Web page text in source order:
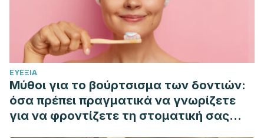
ΕΥΕΞΊΑ
Μύθοι για το βούρτσισμα των δοντιών:
όσα πρέπει πραγματικά να γνωρίζετε
για να φροντίζετε τη στοματική σας